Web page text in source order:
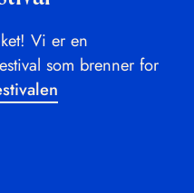
Vi er en
som brenner for